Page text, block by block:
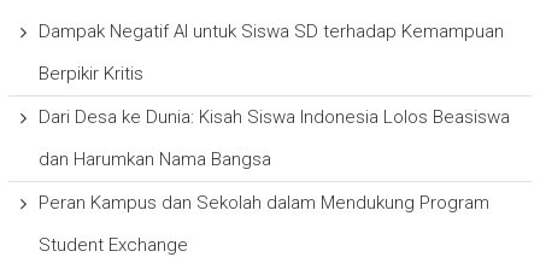
Dampak Negatif AI untuk Siswa SD terhadap Kemampuan
Berpikir Kritis
Dari Desa ke Dunia: Kisah Siswa Indonesia Lolos Beasiswa
dan Harumkan Nama Bangsa
Peran Kampus dan Sekolah dalam Mendukung Program
Student Exchange